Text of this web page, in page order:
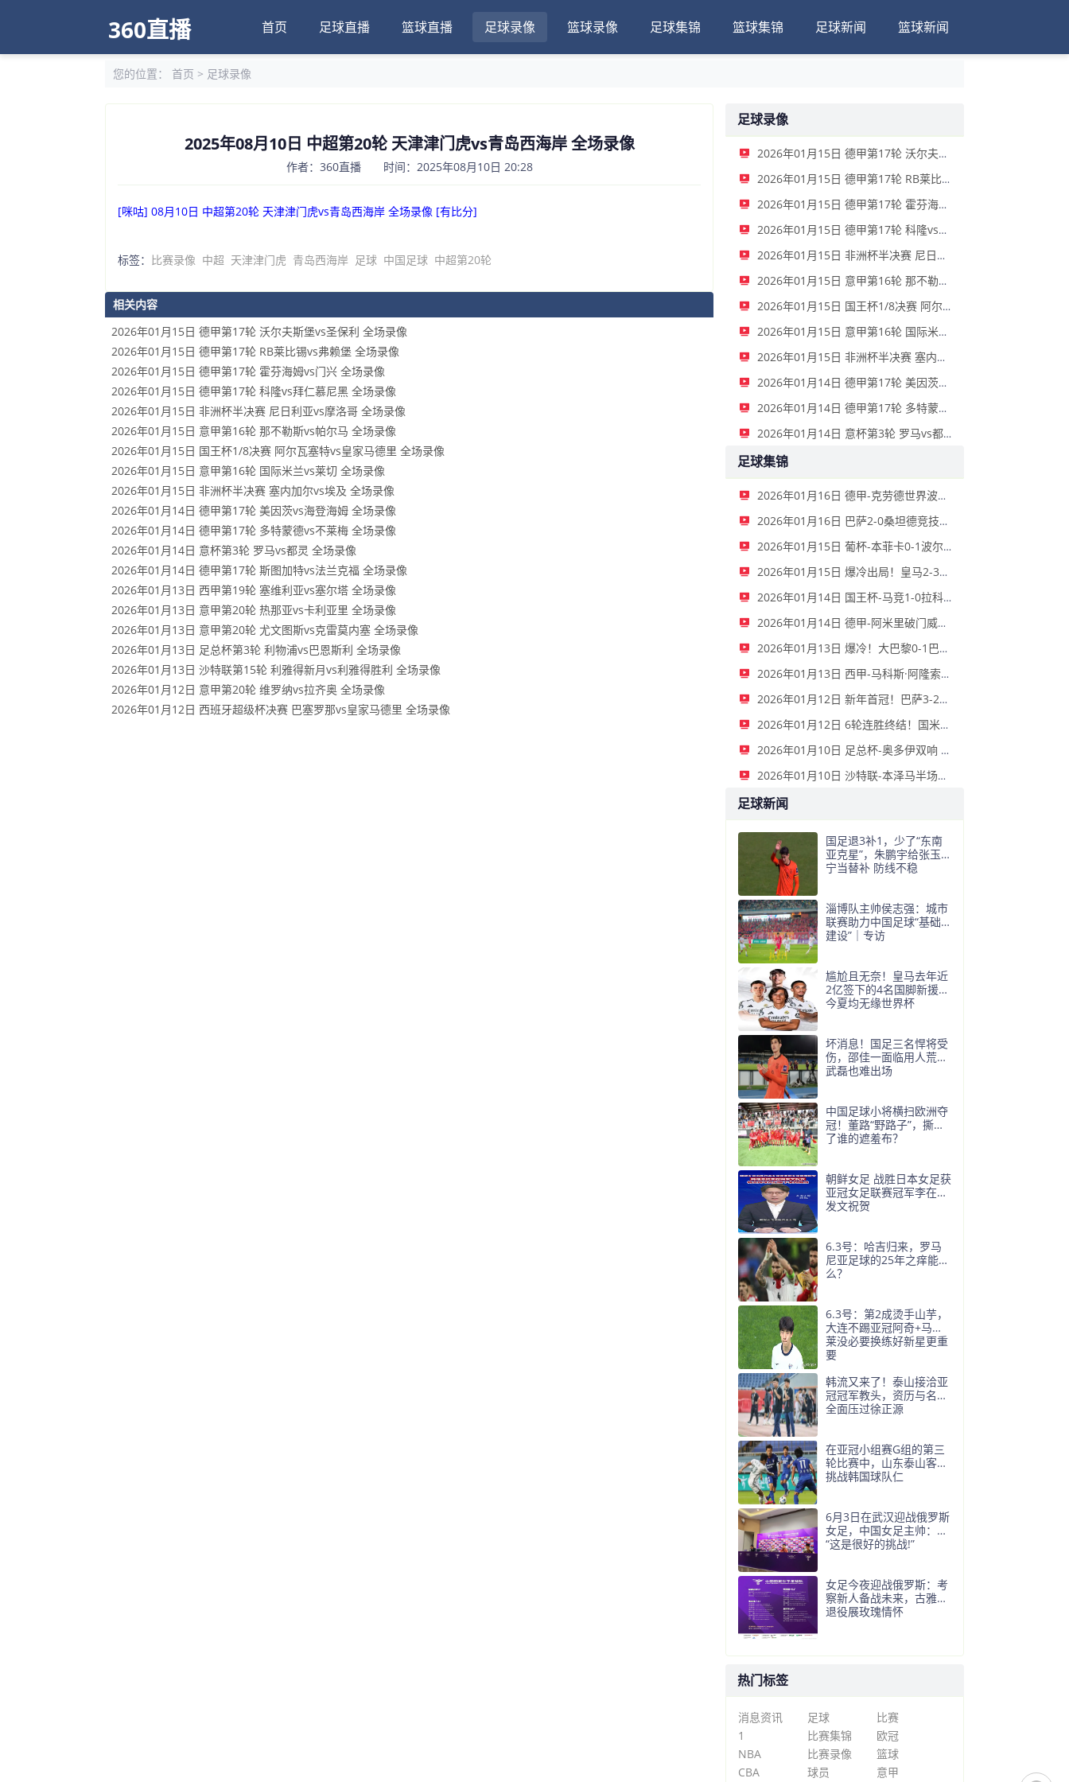
360直播 首页 足球直播 篮球直播 足球录像 篮球录像 足球集锦 篮球集锦 足球新闻 篮球新闻
您的位置： 首页 > 足球录像
2025年08月10日 中超第20轮 天津津门虎vs青岛西海岸 全场录像
作者：360直播 时间：2025年08月10日 20:28
[咪咕] 08月10日 中超第20轮 天津津门虎vs青岛西海岸 全场录像 [有比分]
标签： 比赛录像 中超 天津津门虎 青岛西海岸 足球 中国足球 中超第20轮
相关内容
2026年01月15日 德甲第17轮 沃尔夫斯堡vs圣保利 全场录像
2026年01月15日 德甲第17轮 RB莱比锡vs弗赖堡 全场录像
2026年01月15日 德甲第17轮 霍芬海姆vs门兴 全场录像
2026年01月15日 德甲第17轮 科隆vs拜仁慕尼黑 全场录像
2026年01月15日 非洲杯半决赛 尼日利亚vs摩洛哥 全场录像
2026年01月15日 意甲第16轮 那不勒斯vs帕尔马 全场录像
2026年01月15日 国王杯1/8决赛 阿尔瓦塞特vs皇家马德里 全场录像
2026年01月15日 意甲第16轮 国际米兰vs莱切 全场录像
2026年01月15日 非洲杯半决赛 塞内加尔vs埃及 全场录像
2026年01月14日 德甲第17轮 美因茨vs海登海姆 全场录像
2026年01月14日 德甲第17轮 多特蒙德vs不莱梅 全场录像
2026年01月14日 意杯第3轮 罗马vs都灵 全场录像
2026年01月14日 德甲第17轮 斯图加特vs法兰克福 全场录像
2026年01月13日 西甲第19轮 塞维利亚vs塞尔塔 全场录像
2026年01月13日 意甲第20轮 热那亚vs卡利亚里 全场录像
2026年01月13日 意甲第20轮 尤文图斯vs克雷莫内塞 全场录像
2026年01月13日 足总杯第3轮 利物浦vs巴恩斯利 全场录像
2026年01月13日 沙特联第15轮 利雅得新月vs利雅得胜利 全场录像
2026年01月12日 意甲第20轮 维罗纳vs拉齐奥 全场录像
2026年01月12日 西班牙超级杯决赛 巴塞罗那vs皇家马德里 全场录像
足球录像
2026年01月15日 德甲第17轮 沃尔夫斯堡vs圣保利 全场录像
2026年01月15日 德甲第17轮 RB莱比锡vs弗赖堡 全场录像
2026年01月15日 德甲第17轮 霍芬海姆vs门兴 全场录像
2026年01月15日 德甲第17轮 科隆vs拜仁慕尼黑 全场录像
2026年01月15日 非洲杯半决赛 尼日利亚vs摩洛哥 全场录像
2026年01月15日 意甲第16轮 那不勒斯vs帕尔马 全场录像
2026年01月15日 国王杯1/8决赛 阿尔瓦塞特vs皇家马德里 全场录像
2026年01月15日 意甲第16轮 国际米兰vs莱切 全场录像
2026年01月15日 非洲杯半决赛 塞内加尔vs埃及 全场录像
2026年01月14日 德甲第17轮 美因茨vs海登海姆 全场录像
2026年01月14日 德甲第17轮 多特蒙德vs不莱梅 全场录像
2026年01月14日 意杯第3轮 罗马vs都灵 全场录像
足球集锦
2026年01月16日 德甲-克劳德世界波柳比西奇绝平 十人柏林联合1-1奥格斯堡
2026年01月16日 巴萨2-0桑坦德竞技晋级国王杯八强 费兰单刀球破门亚马尔建功
2026年01月15日 葡杯-本菲卡0-1波尔图止步八强 贝德纳雷克制胜帕夫利季斯失良机
2026年01月15日 爆冷出局！皇马2-3遭西乙队阿尔瓦塞特补时绝杀 无缘国王杯8强
2026年01月14日 国王杯-马竞1-0拉科鲁尼亚 格列兹曼十分角任意球破门+远射中横梁
2026年01月14日 德甲-阿米里破门威德默建功 美因茨2-1海登海姆
2026年01月13日 爆冷！大巴黎0-1巴黎FC止步法国杯32强 登贝莱失单刀埃梅里中框
2026年01月13日 西甲-马科斯·阿隆索点射制胜 塞尔塔客场1-0塞维利亚
2026年01月12日 新年首冠！巴萨3-2皇马卫冕西超杯 拉菲尼亚双响维尼修斯一条龙
2026年01月12日 6轮连胜终结！国米2-2那不勒斯 麦克托米奈双响恰20点射孔蒂染红
2026年01月10日 足总杯-奥多伊双响 点球大战诺丁汉森林6-7雷克瑟姆
2026年01月10日 沙特联-本泽马半场戴帽 吉达联合4-0拉斯永恒
足球新闻
国足退3补1，少了“东南
亚克星”，朱鹏宇给张玉
宁当替补 防线不稳
淄博队主帅侯志强：城市
联赛助力中国足球“基础
建设”｜专访
尴尬且无奈！皇马去年近
2亿签下的4名国脚新援，
今夏均无缘世界杯
坏消息！国足三名悍将受
伤，邵佳一面临用人荒，
武磊也难出场
中国足球小将横扫欧洲夺
冠！董路“野路子”，撕开
了谁的遮羞布？
朝鲜女足 战胜日本女足获
亚冠女足联赛冠军李在明
发文祝贺
6.3号：哈吉归来，罗马
尼亚足球的25年之痒能解
么？
6.3号：第2成烫手山芋，
大连不踢亚冠阿奇+马莱
莱没必要换练好新星更重
要
韩流又来了！泰山接洽亚
冠冠军教头，资历与名气
全面压过徐正源
在亚冠小组赛G组的第三
轮比赛中，山东泰山客场
挑战韩国球队仁
6月3日在武汉迎战俄罗斯
女足，中国女足主帅：
“这是很好的挑战!”
女足今夜迎战俄罗斯：考
察新人备战未来，古雅沙
退役展玫瑰情怀
热门标签
消息资讯 足球
比赛
1
比赛集锦
欧冠
NBA
比赛录像
篮球
CBA
球员 意甲